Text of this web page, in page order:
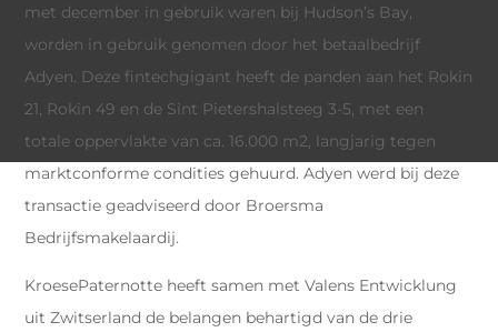
met december in gebruik waren bij Hudson’s Bay,
worden in gebruik genomen door het betaalbedrijf
Adyen. Deze fintechgigant heeft de panden aan het Rokin
21, Rokin 49 en de Sint Pietershalsteeg 3-5, met een
totale oppervlakte van ca. 16.000 m2, langjarig tegen
marktconforme condities gehuurd. Adyen werd bij deze
transactie geadviseerd door Broersma
Bedrijfsmakelaardij.
KroesePaternotte heeft samen met Valens Entwicklung
uit Zwitserland de belangen behartigd van de drie